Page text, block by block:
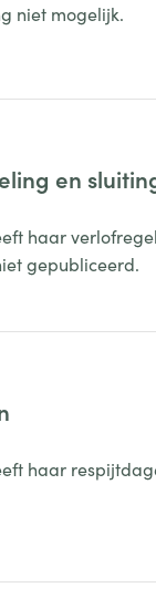
niet mogelijk.
en
haar
gepubliceerd.
haar